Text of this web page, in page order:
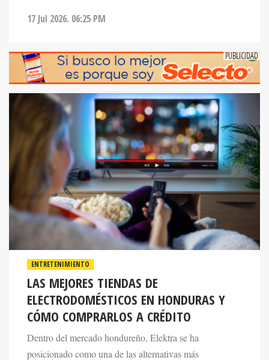
17 Jul 2026. 06:25 PM
LAS MEJORES TIENDAS DE
ELECTRODOMÉSTICOS EN HONDURAS Y
CÓMO COMPRARLOS A CRÉDITO
Dentro del mercado hondureño, Elektra se ha
posicionado como una de las alternativas más
reconocidas gracias a su amplio catálogo de productos y